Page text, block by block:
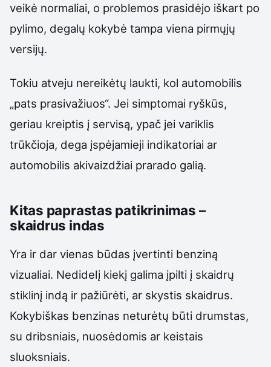
veikė normaliai, o problemos prasidėjo iškart po
pylimo, degalų kokybė tampa viena pirmųjų
versijų.
Tokiu atveju nereikėtų laukti, kol automobilis
„pats prasivažiuos“. Jei simptomai ryškūs,
geriau kreiptis į servisą, ypač jei variklis
trūkčioja, dega įspėjamieji indikatoriai ar
automobilis akivaizdžiai prarado galią.
Kitas paprastas patikrinimas –
skaidrus indas
Yra ir dar vienas būdas įvertinti benziną
vizualiai. Nedidelį kiekį galima įpilti į skaidrų
stiklinį indą ir pažiūrėti, ar skystis skaidrus.
Kokybiškas benzinas neturėtų būti drumstas,
su dribsniais, nuosėdomis ar keistais
sluoksniais.